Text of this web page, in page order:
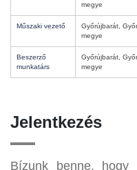
megye
Műszaki vezető
Győrújbarát,
megye
Beszerző
munkatárs
Győrújbarát,
megye
Jelentkezés
Bízunk benne, hogy